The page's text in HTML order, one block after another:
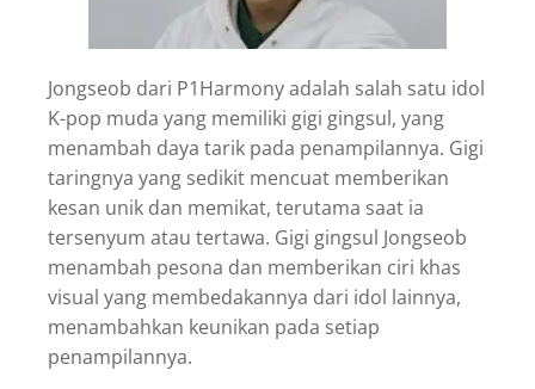
Jongseob dari P1Harmony adalah salah satu idol
K-pop muda yang memiliki gigi gingsul, yang
menambah daya tarik pada penampilannya. Gigi
taringnya yang sedikit mencuat memberikan
kesan unik dan memikat, terutama saat ia
tersenyum atau tertawa. Gigi gingsul Jongseob
menambah pesona dan memberikan ciri khas
visual yang membedakannya dari idol lainnya,
menambahkan keunikan pada setiap
penampilannya.